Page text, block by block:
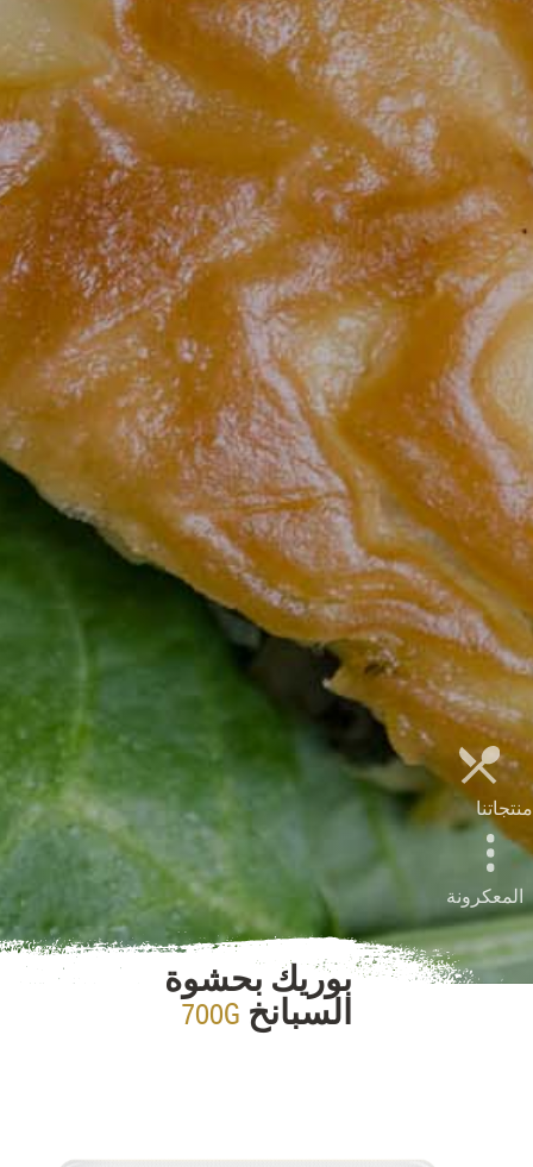
منتجاتنا
المعكرونة
بوريك بحشوة
السبانخ 700G